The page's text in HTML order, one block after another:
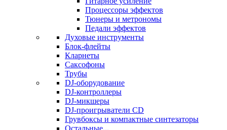
Процессоры эффектов
Тюнеры и метрономы
Педали эффектов
Духовые инструменты
Блок-флейты
Кларнеты
Саксофоны
Трубы
DJ-оборудование
DJ-контроллеры
DJ-микшеры
DJ-проигрыватели CD
Грувбоксы и компактные синтезаторы
Остальные...